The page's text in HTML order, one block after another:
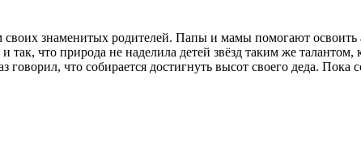
знаменитых родителей. Папы и мамы помогают освоить
так, что природа не наделила детей звёзд таким же
что собирается достигнуть высот своего деда. Пока